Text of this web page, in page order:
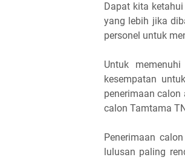
Dapat kita
yang lebih jika
personel untuk
Untuk
kesempatan
penerimaan
calon Tamtama
Penerimaan
lulusan paling